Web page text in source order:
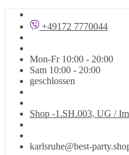
+49172 7770044
Mon-Fr 10:00 - 20:00
Sam 10:00 - 20:00
geschlossen
Shop -1.SH.003, UG /
karlsruhe@best-